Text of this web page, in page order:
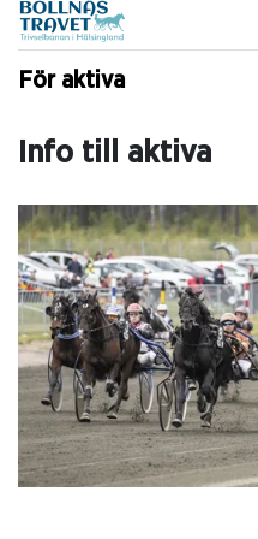
För aktiva
Info till aktiva